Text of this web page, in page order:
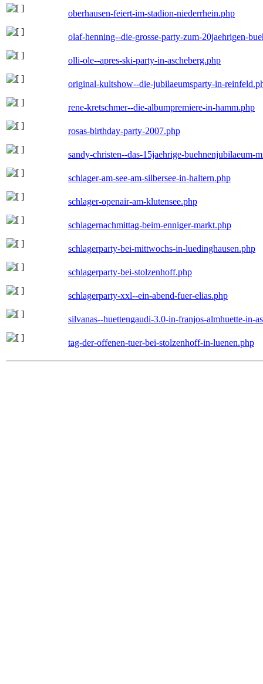
oberhausen-feiert-im-stadion-niederrhein.php
olaf-henning--die-grosse-party-zum-20jaehrigen-
olli-ole--apres-ski-party-in-ascheberg.php
original-kultshow--die-jubilaeumsparty-in-
rene-kretschmer--die-albumpremiere-in-hamm.php
rosas-birthday-party-2007.php
sandy-christen--das-15jaehrige-buehnenjubilaeum-
schlager-am-see-am-silbersee-in-haltern.php
schlager-openair-am-klutensee.php
schlagernachmittag-beim-enniger-markt.php
schlagerparty-bei-mittwochs-in-luedinghausen.php
schlagerparty-bei-stolzenhoff.php
schlagerparty-xxl--ein-abend-fuer-elias.php
silvanas--huettengaudi-3.0-in-franjos-almhuette-in-
tag-der-offenen-tuer-bei-stolzenhoff-in-luenen.php